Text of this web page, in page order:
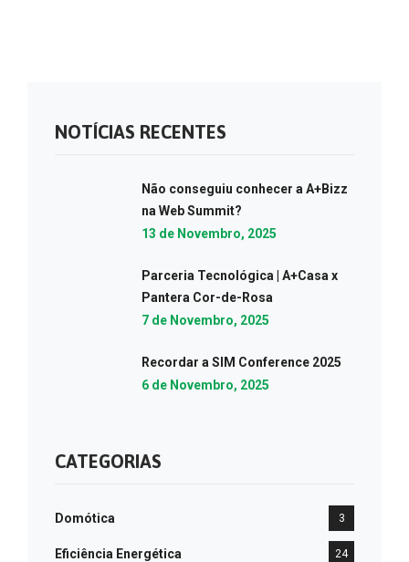
NOTÍCIAS RECENTES
Não conseguiu conhecer a A+Bizz
na Web Summit?
13 de Novembro, 2025
Parceria Tecnológica | A+Casa x
Pantera Cor-de-Rosa
7 de Novembro, 2025
Recordar a SIM Conference 2025
6 de Novembro, 2025
CATEGORIAS
Domótica 3
Eficiência Energética 24